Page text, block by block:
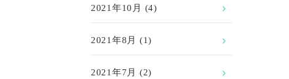
2021年10月 (4)
2021年8月 (1)
2021年7月 (2)